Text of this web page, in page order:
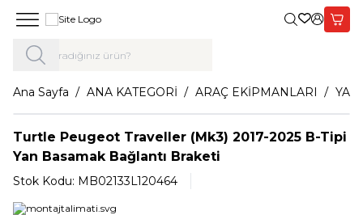
Giriş Yap,
Ana Sayfa ANA KATEGORİ ARAÇ EKİPMANLARI
Turtle Peugeot Traveller (Mk3) 2017-2025 B-Tipi
Yan Basamak Bağlantı Braketi
Stok Kodu: MB02133L120464